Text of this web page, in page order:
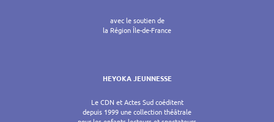
avec le soutien de
la Région Île-de-France
HEYOKA JEUNNESSE
Le CDN et Actes Sud coéditent
depuis 1999 une collection théâtrale